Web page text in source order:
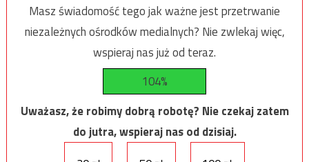
Masz świadomość tego jak ważne jest przetrwanie
niezależnych ośrodków medialnych? Nie zwlekaj więc,
wspieraj nas już od teraz.
104%
Uważasz, że robimy dobrą robotę? Nie czekaj zatem
do jutra, wspieraj nas od dzisiaj.